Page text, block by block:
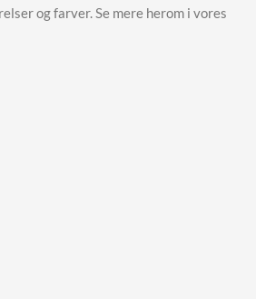
og farver. Se mere herom i vores